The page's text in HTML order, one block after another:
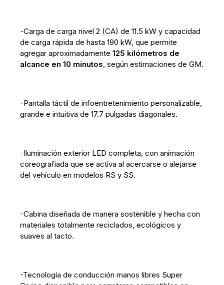
-Carga de carga nivel 2 (CA) de 11.5 kW y capacidad
de carga rápida de hasta 190 kW, que permite
agregar aproximadamente125 kilómetros de
alcance en 10 minutos, según estimaciones de GM.
-Pantalla táctil de infoentretenimiento personalizable,
grande e intuitiva de 17.7 pulgadas diagonales.
-Iluminación exterior LED completa, con animación
coreografiada que se activa al acercarse o alejarse
del vehículo en modelos RS y SS.
-Cabina diseñada de manera sostenible y hecha con
materiales totalmente reciclados, ecológicos y
suaves al tacto.
-Tecnología de conducción manos libres Super